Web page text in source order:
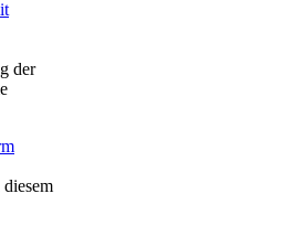
der